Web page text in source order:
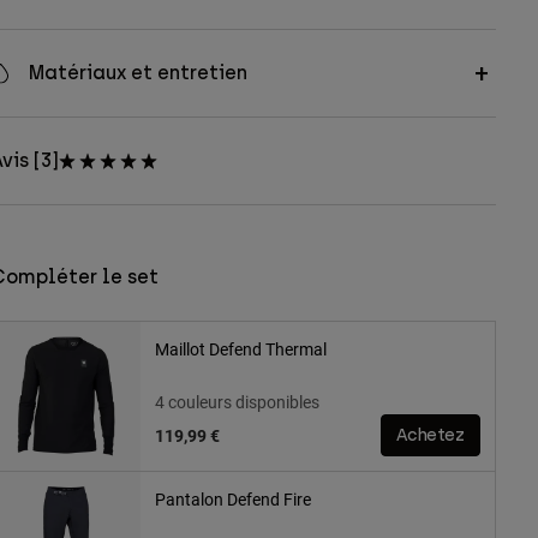
Matériaux et entretien
[3]
le set
Maillot Defend Thermal
4 couleurs disponibles
119,99 €
Achetez
Pantalon Defend Fire